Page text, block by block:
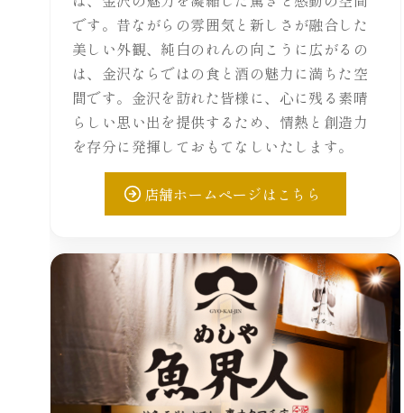
です。昔ながらの雰囲気と新しさが融合した
美しい外観、純白のれんの向こうに広がるの
は、金沢ならではの食と酒の魅力に満ちた空
間です。金沢を訪れた皆様に、心に残る素晴
らしい思い出を提供するため、情熱と創造力
を存分に発揮しておもてなしいたします。
店舗ホームページはこちら